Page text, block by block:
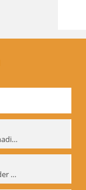
Biomechanik-Workshop mit Gennadij Bogdanow, Berlin, 1997
Eine gewisse Anzahl Gespräche oder das völlig unbearbeitete Stundenbuch, Berlin 1995.